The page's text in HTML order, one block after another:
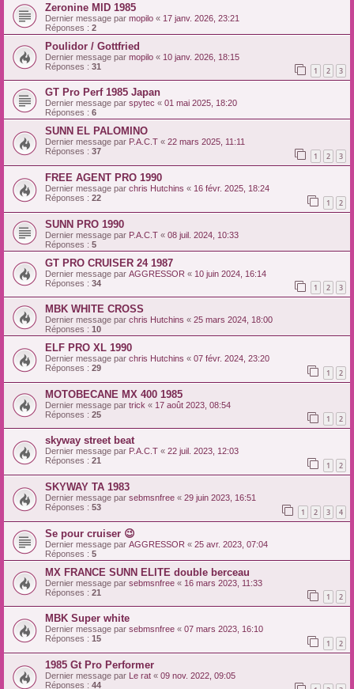
Zeronine MID 1985
Dernier message par mopilo « 17 janv. 2026, 23:21
Réponses : 2
Poulidor / Gottfried
Dernier message par mopilo « 10 janv. 2026, 18:15
Réponses : 31 1 2 3
GT Pro Perf 1985 Japan
Dernier message par spytec « 01 mai 2025, 18:20
Réponses : 6
SUNN EL PALOMINO
Dernier message par P.A.C.T « 22 mars 2025, 11:11
Réponses : 37 1 2 3
FREE AGENT PRO 1990
Dernier message par chris Hutchins « 16 févr. 2025, 18:24
Réponses : 22 1 2
SUNN PRO 1990
Dernier message par P.A.C.T « 08 juil. 2024, 10:33
Réponses : 5
GT PRO CRUISER 24 1987
Dernier message par AGGRESSOR « 10 juin 2024, 16:14
Réponses : 34 1 2 3
MBK WHITE CROSS
Dernier message par chris Hutchins « 25 mars 2024, 18:00
Réponses : 10
ELF PRO XL 1990
Dernier message par chris Hutchins « 07 févr. 2024, 23:20
Réponses : 29 1 2
MOTOBECANE MX 400 1985
Dernier message par trick « 17 août 2023, 08:54
Réponses : 25 1 2
skyway street beat
Dernier message par P.A.C.T « 22 juil. 2023, 12:03
Réponses : 21 1 2
SKYWAY TA 1983
Dernier message par sebmsnfree « 29 juin 2023, 16:51
Réponses : 53 1 2 3 4
Se pour cruiser 😉
Dernier message par AGGRESSOR « 25 avr. 2023, 07:04
Réponses : 5
MX FRANCE SUNN ELITE double berceau
Dernier message par sebmsnfree « 16 mars 2023, 11:33
Réponses : 21 1 2
MBK Super white
Dernier message par sebmsnfree « 07 mars 2023, 16:10
Réponses : 15 1 2
1985 Gt Pro Performer
Dernier message par Le rat « 09 nov. 2022, 09:05
Réponses : 44